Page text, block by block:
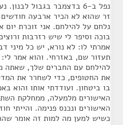
נפל ב-6 בדצמבר בגבול
זר שהוא לא הכיר ארבעה חודשים
נלחם על להילחם. אני זוכרת
בוכה וסיפר לי שיש רזרבות
אמרתי לו: לא נורא, יש כל מיני
תעזור שם, באזרחי. והוא אמר
להילחם עם החברים שלך, שאתה
את החטופים, כדי לשחרר את
בו ביטחון. ועודדתי אותו והוא
האישורים מלמעלה, ממחלקת
האישורים ונכנס פנימה. והייתי
כשיש למען מה למות זה אומר